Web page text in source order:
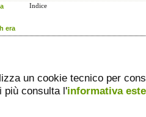
era
Indice
un cookie tecnico per
più consulta l'informativa